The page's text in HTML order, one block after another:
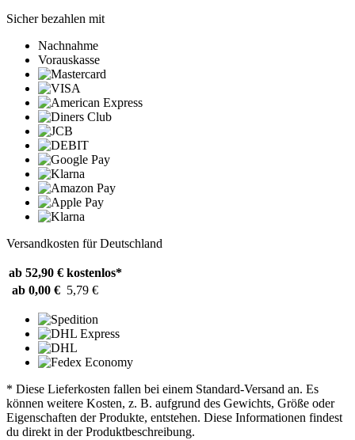
Sicher bezahlen mit
Nachnahme
Vorauskasse
Versandkosten für Deutschland
ab 52,90 € kostenlos*
ab 0,00 € 5,79 €
* Diese Lieferkosten fallen bei einem Standard-Versand an. Es
können weitere Kosten, z. B. aufgrund des Gewichts, Größe oder
Eigenschaften der Produkte, entstehen. Diese Informationen findest
du direkt in der Produktbeschreibung.